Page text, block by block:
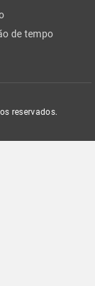
de tempo
reservados.